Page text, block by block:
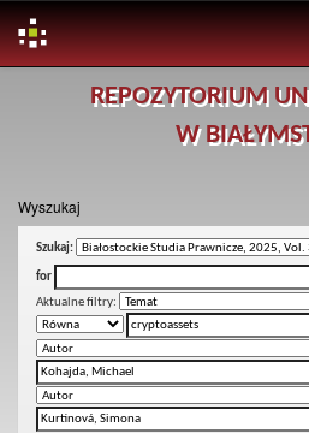
REPOZYTORIUM
W
Wyszukaj
Szukaj:
for
Aktualne filtry: